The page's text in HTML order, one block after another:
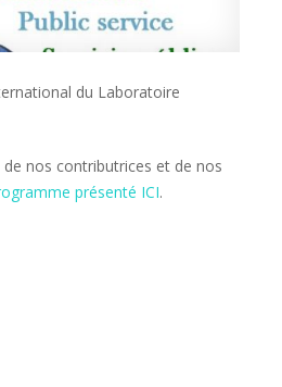
du Laboratoire
nos contributrices et de nos
présenté ICI.